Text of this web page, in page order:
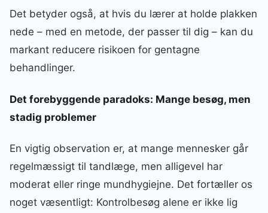
Det betyder også, at hvis du lærer at holde plakken
nede – med en metode, der passer til dig – kan du
markant reducere risikoen for gentagne
behandlinger.
Det forebyggende paradoks: Mange besøg, men
stadig problemer
En vigtig observation er, at mange mennesker går
regelmæssigt til tandlæge, men alligevel har
moderat eller ringe mundhygiejne. Det fortæller os
noget væsentligt: Kontrolbesøg alene er ikke lig